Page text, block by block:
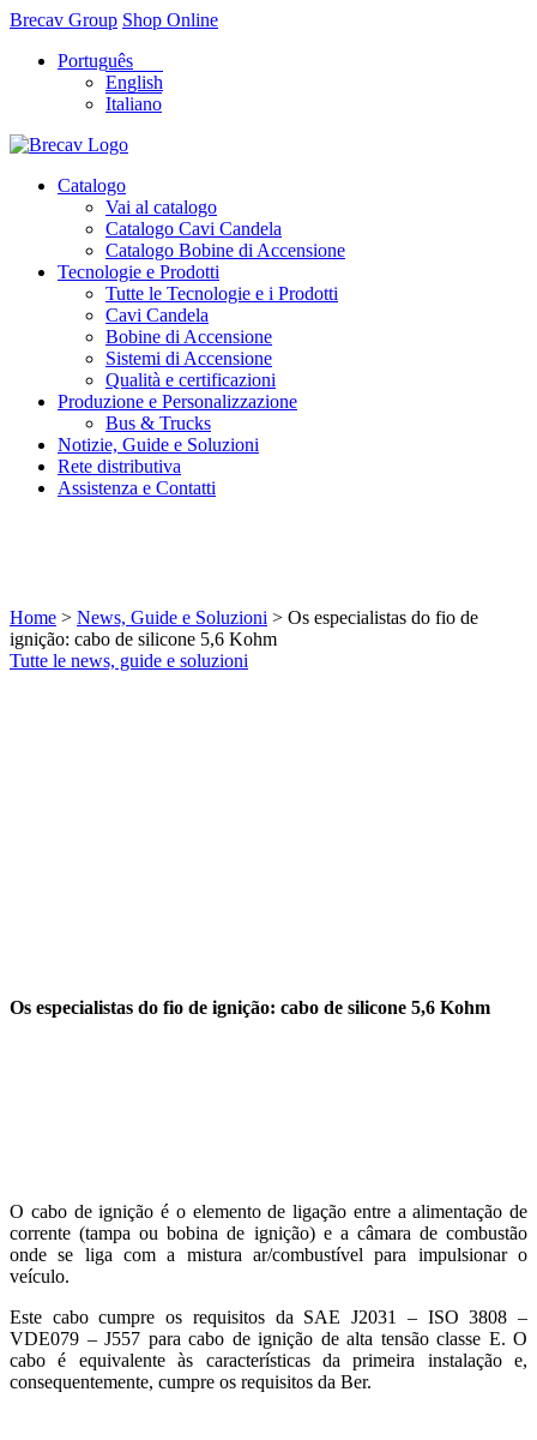
Brecav Group Shop Online
Português
English
Italiano
Catalogo
Vai al catalogo
Catalogo Cavi Candela
Catalogo Bobine di Accensione
Tecnologie e Prodotti
Tutte le Tecnologie e i Prodotti
Cavi Candela
Bobine di Accensione
Sistemi di Accensione
Qualità e certificazioni
Produzione e Personalizzazione
Bus & Trucks
Notizie, Guide e Soluzioni
Rete distributiva
Assistenza e Contatti
Home > News, Guide e Soluzioni > Os especialistas do fio de
ignição: cabo de silicone 5,6 Kohm
Tutte le news, guide e soluzioni
Os especialistas do fio de ignição: cabo de silicone 5,6 Kohm
O cabo de ignição é o elemento de ligação entre a alimentação de
corrente (tampa ou bobina de ignição) e a câmara de combustão
onde se liga com a mistura ar/combustível para impulsionar o
veículo.
Este cabo cumpre os requisitos da SAE J2031 – ISO 3808 –
VDE079 – J557 para cabo de ignição de alta tensão classe E. O
cabo é equivalente às características da primeira instalação e,
consequentemente, cumpre os requisitos da Ber.